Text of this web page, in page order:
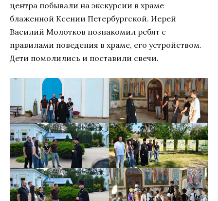
центра побывали на экскурсии в храме
блаженной Ксении Петербургской. Иерей
Василий Молотков познакомил ребят с
правилами поведения в храме, его устройством.
Дети помолились и поставили свечи.